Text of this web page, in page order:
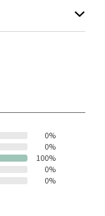
0%
0%
100%
0%
0%
Velg